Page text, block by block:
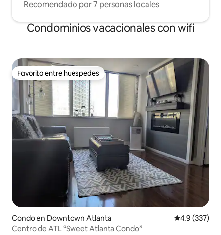
Benz Stadium, el World of Coke, el Fox
Theater, el Phillips Arena, el Ponce City
Market y el Georgia Aquarium, todos a
Recomendado por 7 personas locales
Condominios vacacionales con wifi
Favorito entre huéspedes
Favorito entre huéspedes
Condo en Downtown Atlanta Calificación
4.9 (337)
Centro de ATL “Sweet Atlanta Condo”